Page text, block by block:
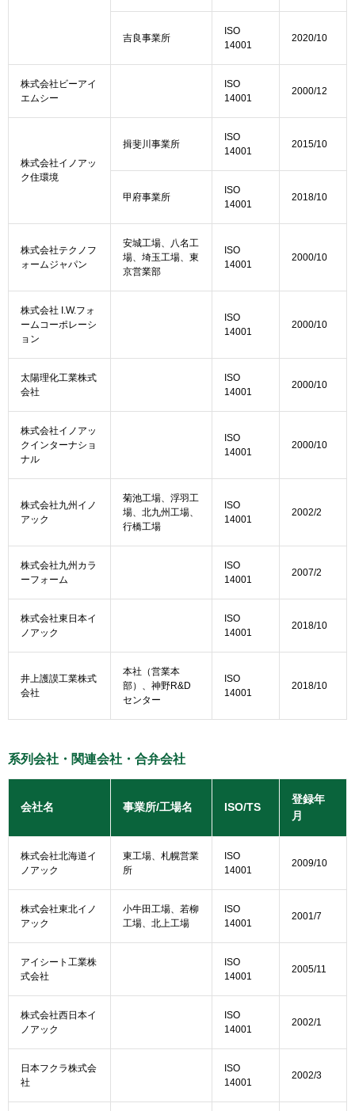
吉良事業所
ISO
14001
2020/10
株式会社ビーアイ
エムシー
ISO
14001
2000/12
株式会社イノアッ
ク住環境
揖斐川事業所
ISO
14001
2015/10
甲府事業所
ISO
14001
2018/10
株式会社テクノフ
ォームジャパン
安城工場、八名工
場、埼玉工場、東
京営業部
ISO
14001
2000/10
株式会社 I.W.フォ
ームコーポレーシ
ョン
ISO
14001
2000/10
太陽理化工業株式
会社
ISO
14001
2000/10
株式会社イノアッ
クインターナショ
ナル
ISO
14001
2000/10
株式会社九州イノ
アック
菊池工場、浮羽工
場、北九州工場、
行橋工場
ISO
14001
2002/2
株式会社九州カラ
ーフォーム
ISO
14001
2007/2
株式会社東日本イ
ノアック
ISO
14001
2018/10
井上護謨工業株式
会社
本社（営業本
部）、神野R&D
センター
ISO
14001
2018/10
系列会社・関連会社・合弁会社
会社名 事業所/工場名 ISO/TS
登録年
月
株式会社北海道イ
ノアック
東工場、札幌営業
所
ISO
14001
2009/10
株式会社東北イノ
アック
小牛田工場、若柳
工場、北上工場
ISO
14001
2001/7
アイシート工業株
式会社
ISO
14001
2005/11
株式会社西日本イ
ノアック
ISO
14001
2002/1
日本フクラ株式会
社
ISO
14001
2002/3